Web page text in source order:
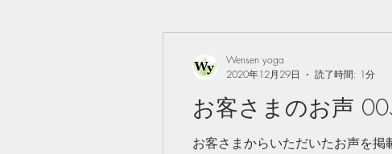
お客さまのお声
お客さまからいただいたお声を
Wensen yoga
2020年12月29日
読了時間: 1分